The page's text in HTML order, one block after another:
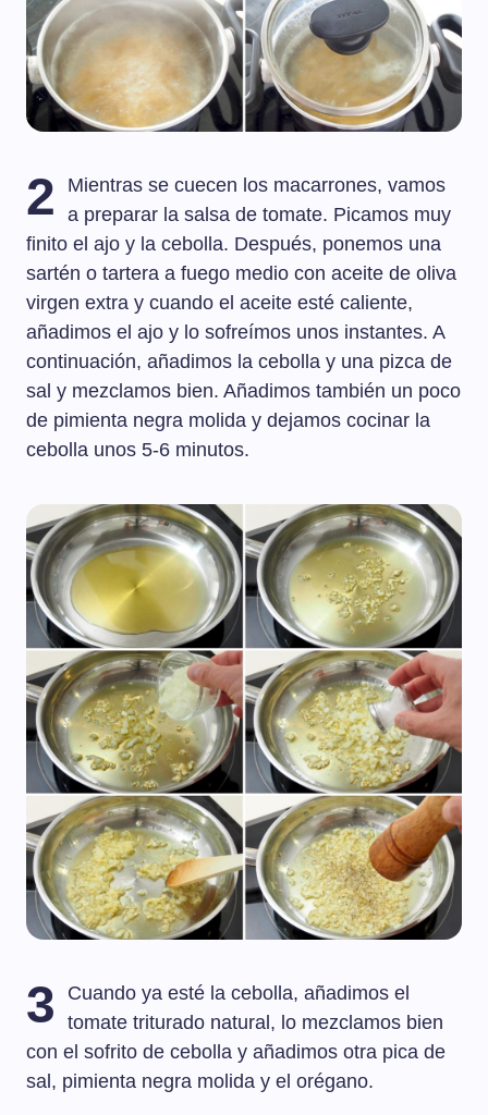
2
Mientras se cuecen los macarrones, vamos
a preparar la salsa de tomate. Picamos muy
finito el ajo y la cebolla. Después, ponemos una
sartén o tartera a fuego medio con aceite de oliva
virgen extra y cuando el aceite esté caliente,
añadimos el ajo y lo sofreímos unos instantes. A
continuación, añadimos la cebolla y una pizca de
sal y mezclamos bien. Añadimos también un poco
de pimienta negra molida y dejamos cocinar la
cebolla unos 5-6 minutos.
3
Cuando ya esté la cebolla, añadimos el
tomate triturado natural, lo mezclamos bien
con el sofrito de cebolla y añadimos otra pica de
sal, pimienta negra molida y el orégano.